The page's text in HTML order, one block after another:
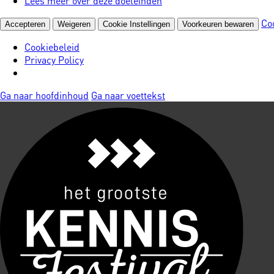
Accepteren Weigeren Cookie Instellingen Voorkeuren bewaren
Cookiebeleid
Privacy Policy
Ga naar hoofdinhoud Ga naar voettekst